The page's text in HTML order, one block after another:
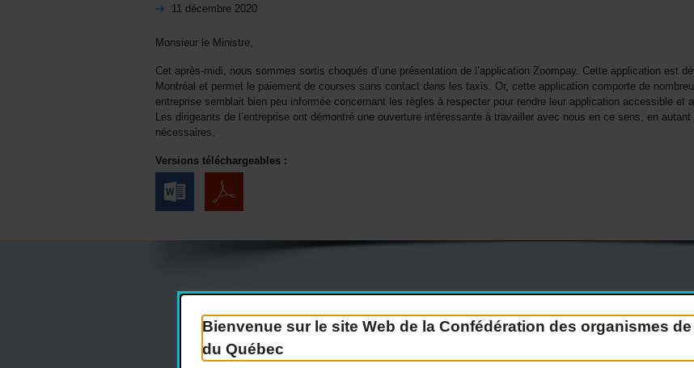
Bienvenue sur le site Web de la Confédération des organismes
du Québec
11 décembre 2020
Monsieur le Ministre,
Cet après-midi, nous sommes sortis choqués d’une présentation de l’application Zoompay. Cette application est
Montréal et permet le paiement de courses sans contact dans les taxis. Or, cette application comporte de
entreprise semblait bien peu informée concernant les règles à respecter pour rendre leur application accessible et
Les dirigeants de l’entreprise ont démontré une ouverture intéressante à travailler avec nous en ce sens, en
nécessaires.
Versions téléchargeables :
Actualités Devenir membre Nous joindre Nous recrutons